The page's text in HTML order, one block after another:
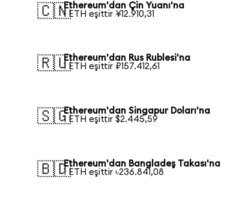
🇨🇳Ethereum'dan Çin Yuanı'na
1 ETH eşittir ¥12.910,31
🇷🇺Ethereum'dan Rus Rublesi'na
1 ETH eşittir ₽157.412,61
🇸🇬Ethereum'dan Singapur Doları'na
1 ETH eşittir $2.445,59
🇧🇩Ethereum'dan Bangladeş Takası'na
1 ETH eşittir ৳236.841,08